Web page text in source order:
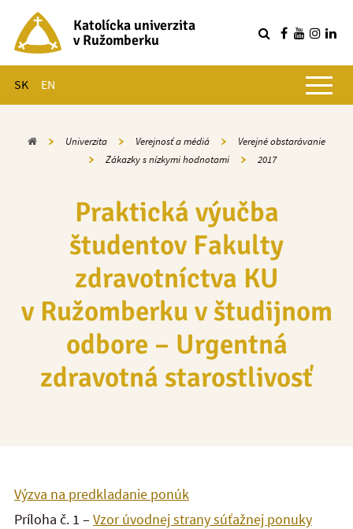
Katolícka univerzita
v Ružomberku
SK EN
Hlavné menu
Domov Univerzita Verejnosť a médiá
Verejné obstarávanie
Zákazky s nízkymi hodnotami
2017
Praktická výučba
študentov Fakulty
zdravotníctva KU
v Ružomberku v študijnom
odbore – Urgentná
zdravotná starostlivosť
Výzva na predkladanie ponúk
Príloha č. 1 – Vzor úvodnej strany súťažnej ponuky